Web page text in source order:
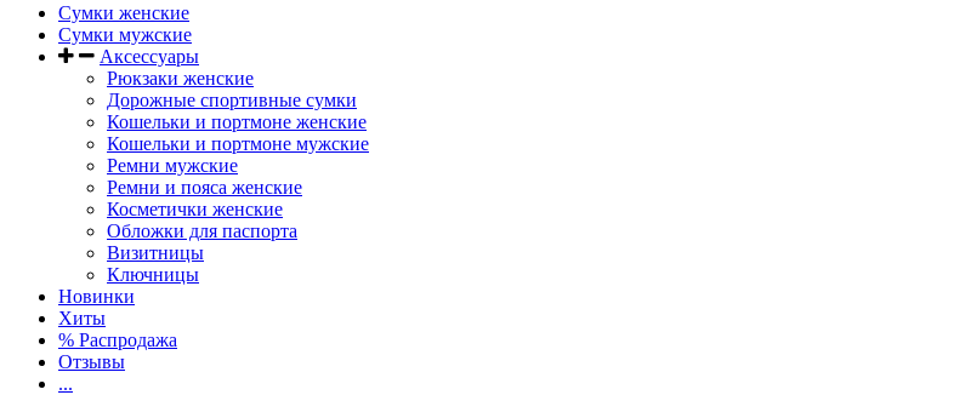
Сумки женские
Сумки мужские
Аксессуары
Рюкзаки женские
Дорожные спортивные сумки
Кошельки и портмоне женские
Кошельки и портмоне мужские
Ремни мужские
Ремни и пояса женские
Косметички женские
Обложки для паспорта
Визитницы
Ключницы
Новинки
Хиты
% Распродажа
Отзывы
...